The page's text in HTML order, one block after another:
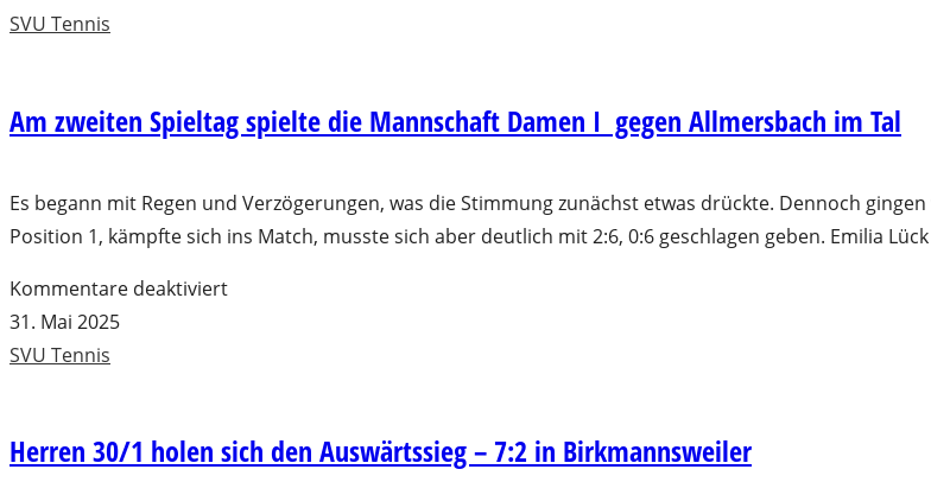
Damen
SVU Tennis
Am zweiten Spieltag spielte die Mannschaft Damen I gegen Allmersbach im Tal
Es begann mit Regen und Verzögerungen, was die Stimmung zunächst etwas drückte. Dennoch
Position 1, kämpfte sich ins Match, musste sich aber deutlich mit 2:6, 0:6 geschlagen geben. Emilia
Kommentare deaktiviertfür
die
31. Mai 2025
SVU Tennis
Herren 30/1 holen sich den Auswärtssieg – 7:2 in Birkmannsweiler